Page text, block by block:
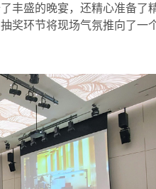
丰盛的晚宴，还精心准备了
奖环节将现场气氛推向了一